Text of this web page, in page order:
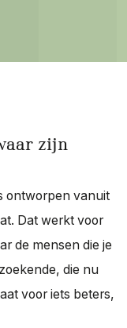
zijn
ontworpen vanuit
Dat werkt voor
de mensen die je
die nu
voor iets beters,